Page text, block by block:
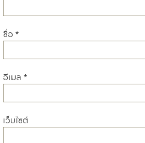
ชื่อ *
อีเมล *
เว็บไซต์